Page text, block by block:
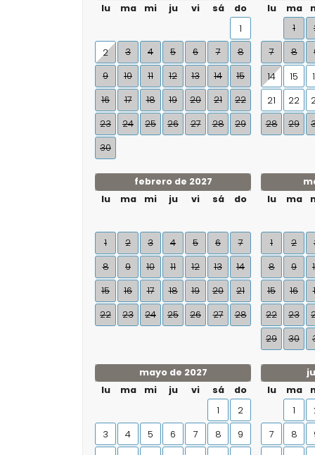
lu
ma mi ju vi sá
do
1
2
3 4 5 6 7
8
9
10 11 12 13 14
15
16
17 18 19 20 21
22
23
24 25 26 27 28
29
30
lu
ma
1
7
8
14 15
21
22
28
29
febrero de 2027
lu
ma mi ju vi sá do
1 2 3 4 5 6
7
8
9 10 11 12 13
14
15
16 17 18 19 20
21
22
23 24 25 26 27 28
lu
ma
1 2
8
9
15
16
22
23
29
30
mayo de 2027
lu
ma mi ju vi sá
do
1
2
3
4 5 6 7 8
9
lu
ma
1
7
8